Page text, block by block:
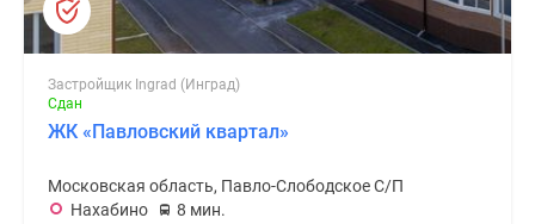
Застройщик Ingrad (Инград)
Сдан
ЖК «Павловский квартал»
Московская область, Павло-Слободское С/П
Нахабино
8 мин.